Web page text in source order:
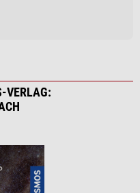
VERLAG: